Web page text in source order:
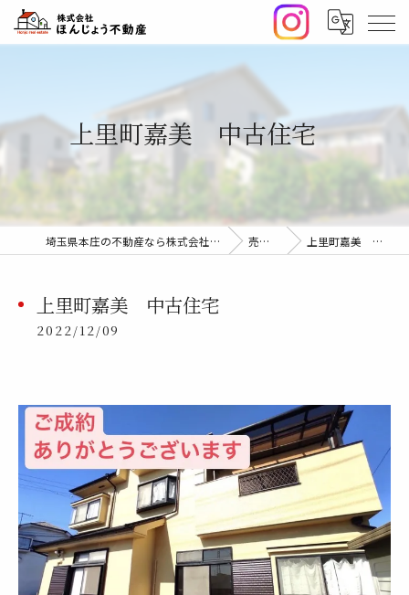
上里町嘉美 中古住宅
埼玉県本庄の不動産なら株式会社ほんじょう不動産 売却事例 上里町嘉美 中古住宅
上里町嘉美 中古住宅
2022/12/09